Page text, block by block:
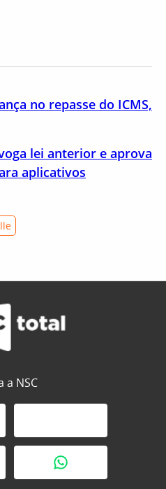
no repasse do ICMS,
lei anterior e aprova
aplicativos
a NSC